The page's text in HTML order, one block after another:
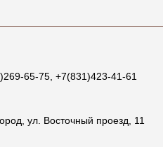
65-75 +7(831)423-41-61
ул. Восточный проезд, 11